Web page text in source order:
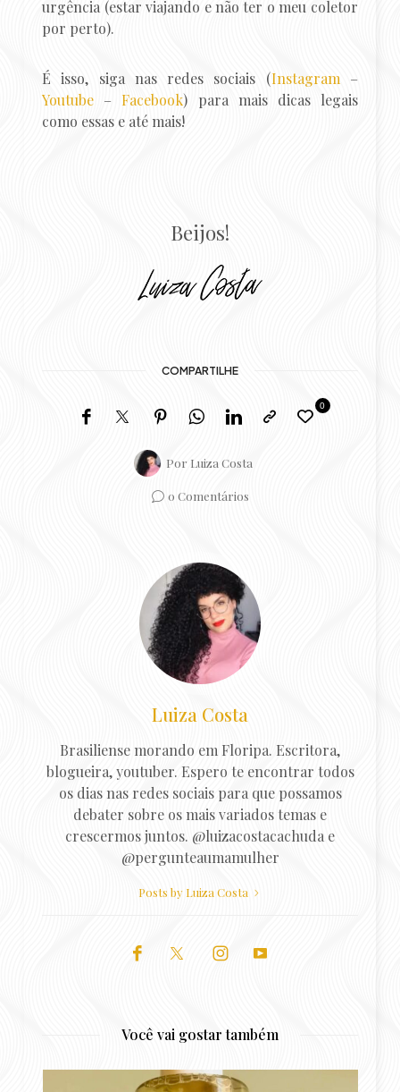
urgência (estar viajando e não ter o meu coletor
por perto).
É isso, siga nas redes sociais (Instagram –
Youtube –Facebook) para mais dicas legais
como essas e até mais!
Beijos!
COMPARTILHE
Por Luiza Costa
0
0 Comentários
Luiza Costa
Brasiliense morando em Floripa. Escritora,
blogueira, youtuber. Espero te encontrar todos
os dias nas redes sociais para que possamos
debater sobre os mais variados temas e
crescermos juntos. @luizacostacachuda e
@pergunteaumamulher
Posts by Luiza Costa
Você vai gostar também